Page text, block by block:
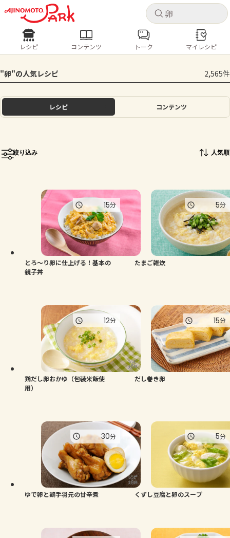
キャ
ログインするとレシピを保存できます
ホーム
トーク
よくあるお問い合わせ
お買い物
キャ
レシピ コンテンツ
人気の食材・レシピ
きゅうり なす トマト とうもろこし
ピーマン
レシピ コンテンツ トーク マイレシピ
"卵"の人気レシピ 2,565件
レシピ コンテンツ
絞り込み 人気順
とろ～り卵に仕上げる！基本の
親子丼
15分
たまご雑炊
5分
鶏だし卵おかゆ（包装米飯使
用）
12分
だし巻き卵
15分
ゆで卵と鶏手羽元の甘辛煮
30分
くずし豆腐と卵のスープ
5分